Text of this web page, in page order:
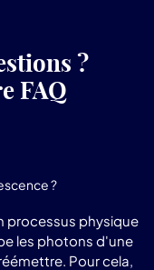
?
FAQ
?
processus physique
les photons d'une
Pour cela,